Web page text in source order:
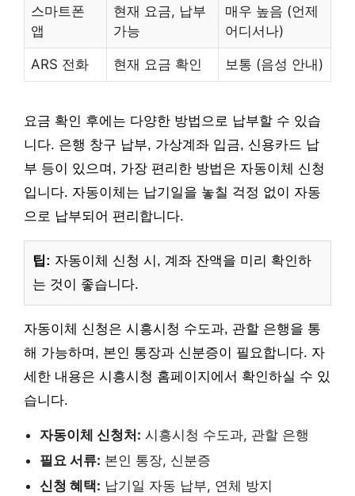
스마트폰
앱
현재 요금, 납부
가능
매우 높음 (언제
어디서나)
ARS 전화 현재 요금 확인 보통 (음성 안내)
요금 확인 후에는 다양한 방법으로 납부할 수 있습
니다. 은행 창구 납부, 가상계좌 입금, 신용카드 납
부 등이 있으며, 가장 편리한 방법은 자동이체 신청
입니다. 자동이체는 납기일을 놓칠 걱정 없이 자동
으로 납부되어 편리합니다.
팁: 자동이체 신청 시, 계좌 잔액을 미리 확인하
는 것이 좋습니다.
자동이체 신청은 시흥시청 수도과, 관할 은행을 통
해 가능하며, 본인 통장과 신분증이 필요합니다. 자
세한 내용은 시흥시청 홈페이지에서 확인하실 수 있
습니다.
자동이체 신청처: 시흥시청 수도과, 관할 은행
필요 서류: 본인 통장, 신분증
신청 혜택: 납기일 자동 납부, 연체 방지